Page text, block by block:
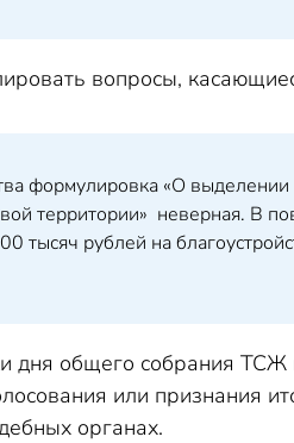
вопросы,
формулировка «О выделении
территории» неверная. В
тысяч рублей на
дня общего собрания
или признания
органах.